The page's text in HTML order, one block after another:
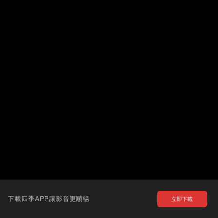
下載四季APP讓影音更順暢 立即下載